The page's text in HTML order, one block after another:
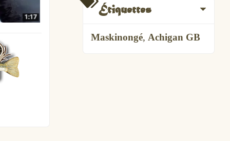
Étiquettes
Maskinongé, Achigan GB